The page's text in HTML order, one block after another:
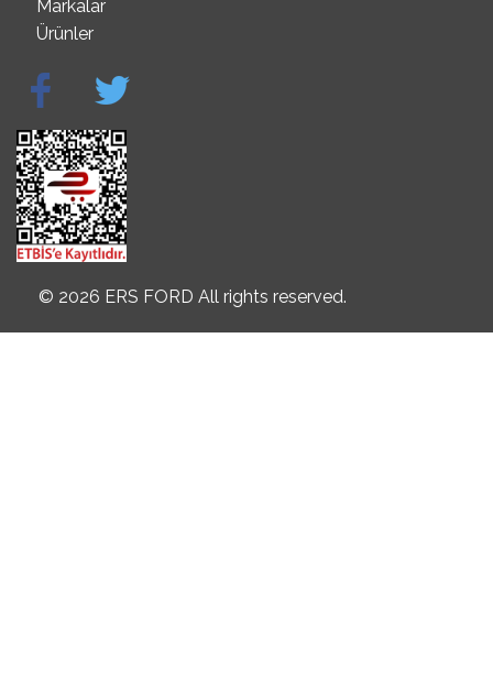
Markalar
Ürünler
© 2026 ERS FORD All rights reserved.